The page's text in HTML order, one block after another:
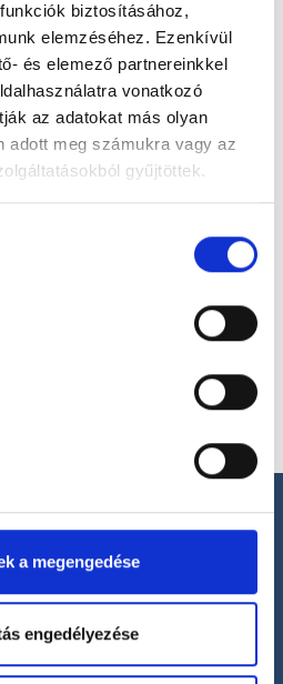
biztosításához,
elemzéséhez. Ezenkívül
és elemező partnereinkkel
vonatkozó
az adatokat más olyan
adott meg számukra vagy az
gyűjtöttek.
info/foglaljorvost-
a megengedése
engedélyezése
megbízható
most!
+36 1 700-1398
P: 8:00-20:00)